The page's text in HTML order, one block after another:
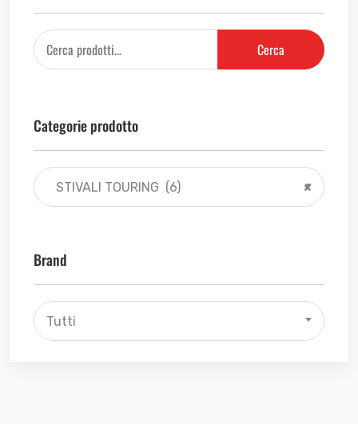
Cerca
Categorie prodotto
×
STIVALI TOURING (6)
Brand
Tutti